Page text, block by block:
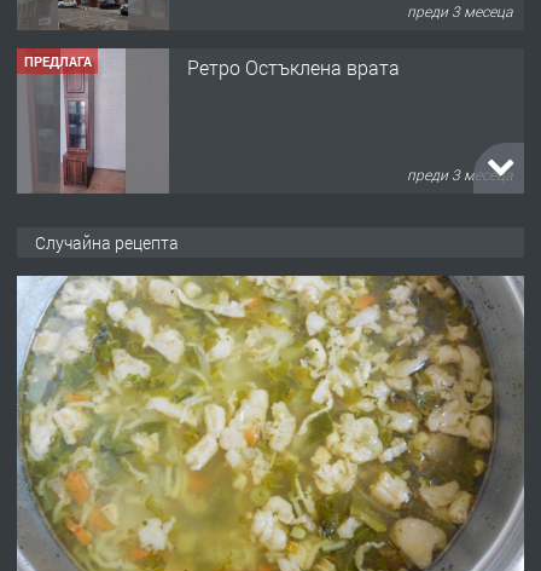
преди 3 месеца
ПРЕДЛАГА Ретро Остъклена врата
преди 3 месеца
преди 10 месеца
ПРЕДЛАГА
Професионална броячна машина -
със сертификат от ЕЦБ
преди 1 година
ПРЕДЛАГА
Професионална зеленчукорезачка
Случайна рецепта